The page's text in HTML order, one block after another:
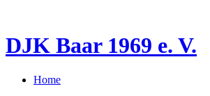
DJK Baar 1969 e. V.
Home